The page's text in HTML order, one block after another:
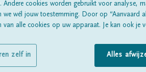
Alle
Andere cookies worden gebruikt voor analyse,
we wél jouw toestemming. Door op “Aanvaard
van alle cookies op uw apparaat. Je kan ook je
Alles
zelf in